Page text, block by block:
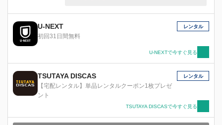
⽗との関係を修復しようとしない美花だったが、
⽣前に⺟がつけていた⽇記を⾒つけ、紐解いてい
くと、知らなかった夫婦の過去、そして⺟の想い
らない感動の結末が待っていた。
U-NEXT
初回31日間無料
レンタル
U-NEXTで今すぐ見る
TSUTAYA DISCAS
【宅配レンタル】単品レンタルクーポン1枚プレゼ
ント
レンタル
TSUTAYA DISCASで今すぐ見る